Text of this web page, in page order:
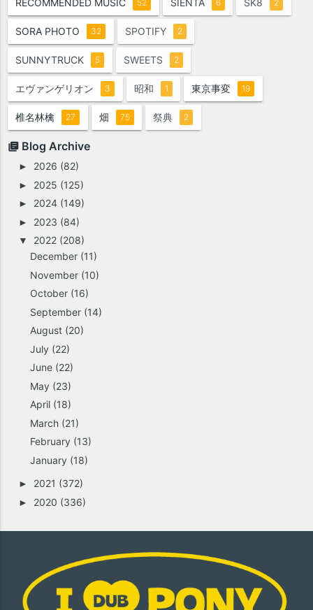
52 6 2
SORA PHOTO 32 SPOTIFY 2
SUNNYTRUCK 5 SWEETS 2
エヴァンゲリオン 3 昭和 1 東京事変 19
椎名林檎 27 畑 75 祭典 2
Blog Archive
► 2026 (82)
► 2025 (125)
► 2024 (149)
► 2023 (84)
▼ 2022 (208)
December (11)
November (10)
October (16)
September (14)
August (20)
July (22)
June (22)
May (23)
April (18)
March (21)
February (13)
January (18)
► 2021 (372)
► 2020 (336)